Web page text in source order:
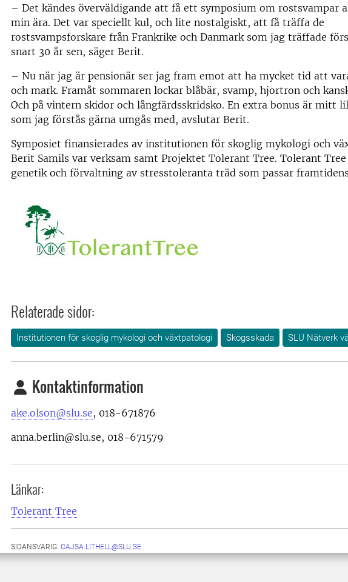
– Det kändes överväldigande att få ett symposium om rostsvampar
min ära. Det var speciellt kul, och lite nostalgiskt, att få träffa de
rostsvampsforskare från Frankrike och Danmark som jag träffade
snart 30 år sen, säger Berit.
– Nu när jag är pensionär ser jag fram emot att ha mycket tid att
och mark. Framåt sommaren lockar blåbär, svamp, hjortron och
Och på vintern skidor och långfärdsskridsko. En extra bonus är mitt
som jag förstås gärna umgås med, avslutar Berit.
Symposiet finansierades av institutionen för skoglig mykologi och
Berit Samils var verksam samt Projektet Tolerant Tree. Tolerant
genetik och förvaltning av stresstoleranta träd som passar
Relaterade sidor:
Institutionen för skoglig mykologi och växtpatologi Skogsskada SLU Nätverk
Kontaktinformation
ake.olson@slu.se, 018-671876
anna.berlin@slu.se, 018-671579
Länkar:
Tolerant Tree
SIDANSVARIG: CAJSA.LITHELL@SLU.SE